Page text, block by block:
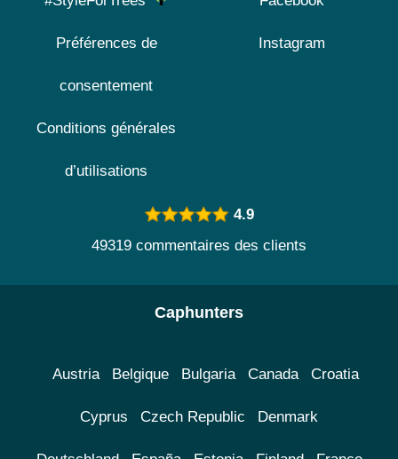
Préférences de
consentement
Conditions générales
d’utilisations
Instagram
4.9
49319 commentaires des clients
Caphunters
Austria Belgique Bulgaria Canada Croatia
Cyprus Czech Republic Denmark